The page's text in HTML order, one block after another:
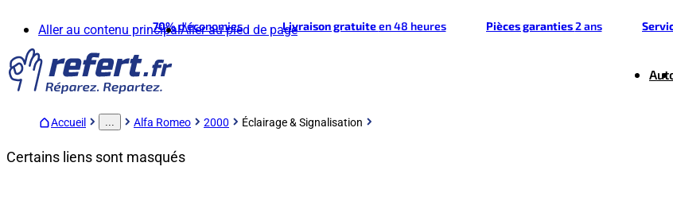
Aller au contenu principalAller au pied de page
70%d'économies Livraison gratuiteen 48 heures Pièces garanties2 ans
Accueil ... Alfa Romeo 2000 Éclairage & Signalisation
Certains liens sont masqués